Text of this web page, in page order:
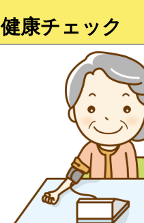
健康チェック